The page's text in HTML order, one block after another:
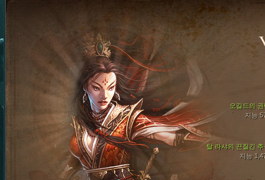
탈 라샤의 끈질긴 추
지능
오길드의 권
지능